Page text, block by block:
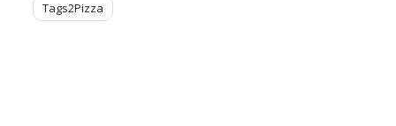
Tags2Pizza